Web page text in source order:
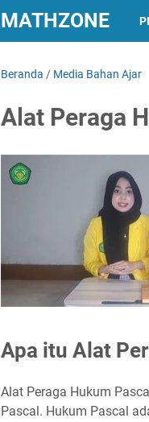
MATHZONE
Beranda / Media Bahan Ajar
Alat Peraga
Apa itu Alat
Alat Peraga Hukum
Pascal. Hukum Pascal